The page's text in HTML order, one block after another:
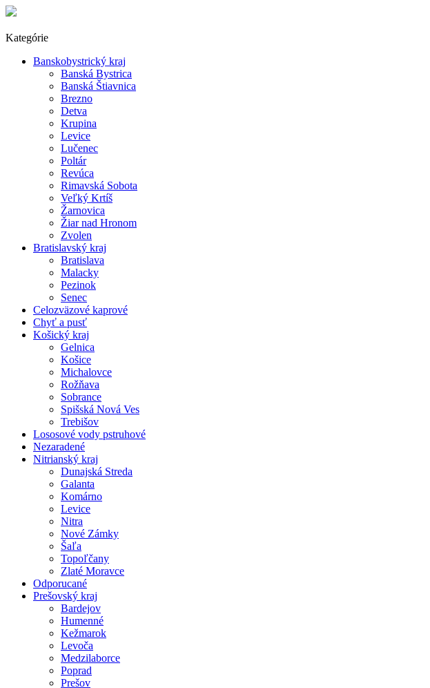
Kategórie
Banskobystrický kraj
Banská Bystrica
Banská Štiavnica
Brezno
Detva
Krupina
Levice
Lučenec
Poltár
Revúca
Rimavská Sobota
Veľký Krtíš
Žarnovica
Žiar nad Hronom
Zvolen
Bratislavský kraj
Bratislava
Malacky
Pezinok
Senec
Celozväzové kaprové
Chyť a pusť
Košický kraj
Gelnica
Košice
Michalovce
Rožňava
Sobrance
Spišská Nová Ves
Trebišov
Lososové vody pstruhové
Nezaradené
Nitrianský kraj
Dunajská Streda
Galanta
Komárno
Levice
Nitra
Nové Zámky
Šaľa
Topoľčany
Zlaté Moravce
Odporucané
Prešovský kraj
Bardejov
Humenné
Kežmarok
Levoča
Medzilaborce
Poprad
Prešov